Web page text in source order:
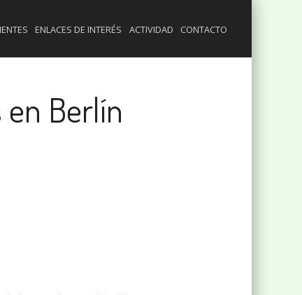
ENLACES DE INTERÉS ACTIVIDAD CONTACTO
Berlín